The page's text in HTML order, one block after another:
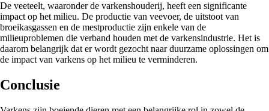
De veeteelt, waaronder de varkenshouderij, heeft een significante
impact op het milieu. De productie van veevoer, de uitstoot van
broeikasgassen en de mestproductie zijn enkele van de
milieuproblemen die verband houden met de varkensindustrie. Het is
daarom belangrijk dat er wordt gezocht naar duurzame oplossingen om
de impact van varkens op het milieu te verminderen.
Conclusie